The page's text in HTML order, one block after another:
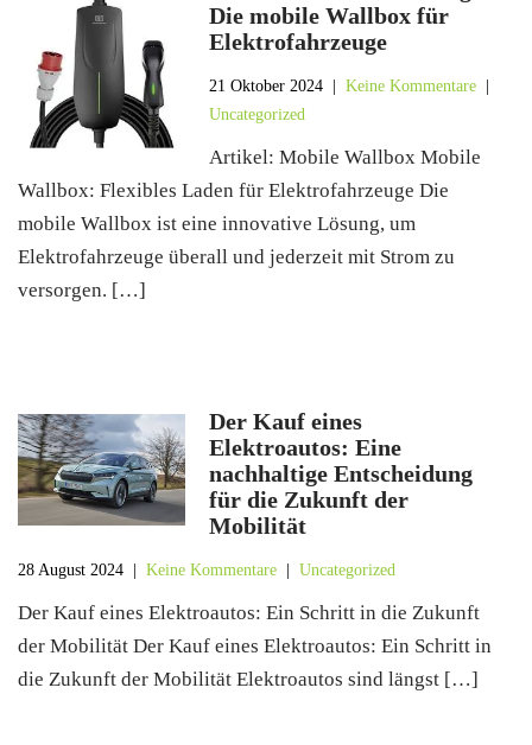
Die mobile Wallbox für
Elektrofahrzeuge
21 Oktober 2024 |Keine Kommentare
Uncategorized
Artikel: Mobile Wallbox Mobile
Wallbox: Flexibles Laden für Elektrofahrzeuge Die
mobile Wallbox ist eine innovative Lösung, um
Elektrofahrzeuge überall und jederzeit mit Strom zu
versorgen. […]
Der Kauf eines
Elektroautos: Eine
nachhaltige Entscheidung
für die Zukunft der
Mobilität
28 August 2024 Keine Kommentare Uncategorized
Der Kauf eines Elektroautos: Ein Schritt in die Zukunft
der Mobilität Der Kauf eines Elektroautos: Ein Schritt in
die Zukunft der Mobilität Elektroautos sind längst […]